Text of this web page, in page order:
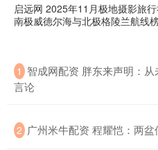
启远网 2025年11月极地摄影旅行
南极威德尔海与北极格陵兰航线
1 智成网配资 胖东来声明：
言论
2 广州米牛配资 程耀恺：两